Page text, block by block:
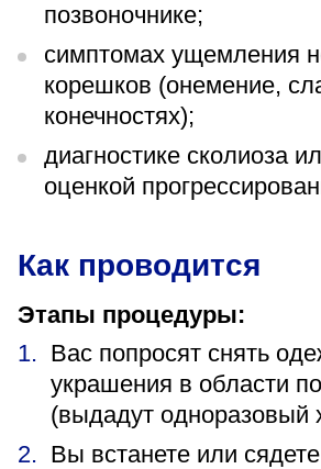
позвоночнике;
симптомах ущемления
корешков (онемение,
конечностях);
диагностике сколиоза
оценкой
Как проводится
Этапы процедуры:
Вас попросят снять
украшения в области
(выдадут одноразовый
Вы встанете или